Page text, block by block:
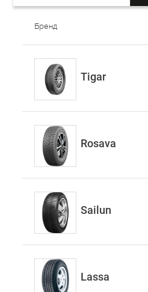
Бренд
Tigar
Rosava
Sailun
Lassa